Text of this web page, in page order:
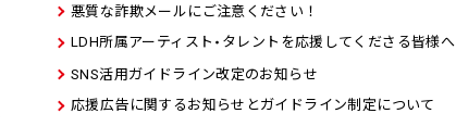
悪質な詐欺メールにご注意ください！
LDH所属アーティスト・タレントを応援してくださる皆様へ
SNS活用ガイドライン改定のお知らせ
応援広告に関するお知らせとガイドライン制定について